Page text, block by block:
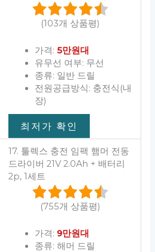
(103개 상품평)
가격: 5만원대
유무선 여부: 무선
종류: 일반 드릴
전원공급방식: 충전식(내
장)
최저가 확인
17. 툴렉스 충전 임팩 햄머 전동
드라이버 21V 2.0Ah + 배터리
2p, 1세트
(755개 상품평)
가격: 9만원대
종류: 해머 드릴